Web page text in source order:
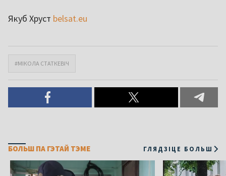
Якуб Хруст belsat.eu
#МІКОЛА СТАТКЕВІЧ
БОЛЬШ ПА ГЭТАЙ ТЭМЕ ГЛЯДЗІЦЕ БОЛЬШ